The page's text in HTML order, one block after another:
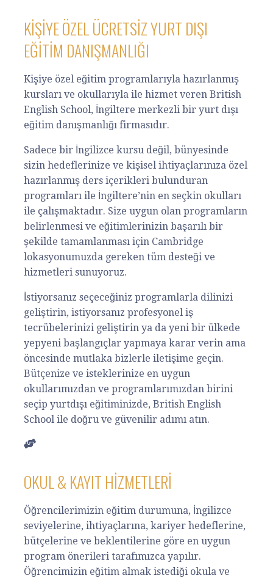
KIŞIYE ÖZEL ÜCRETSIZ YURT DIŞI
EĞITIM DANIŞMANLIĞI
Kişiye özel eğitim programlarıyla hazırlanmış
kursları ve okullarıyla ile hizmet veren British
English School, İngiltere merkezli bir yurt dışı
eğitim danışmanlığı firmasıdır.
Sadece bir İngilizce kursu değil, bünyesinde
sizin hedeflerinize ve kişisel ihtiyaçlarınıza özel
hazırlanmış ders içerikleri bulunduran
programları ile İngiltere’nin en seçkin okulları
ile çalışmaktadır. Size uygun olan programların
belirlenmesi ve eğitimlerinizin başarılı bir
şekilde tamamlanması için Cambridge
lokasyonumuzda gereken tüm desteği ve
hizmetleri sunuyoruz.
İstiyorsanız seçeceğiniz programlarla dilinizi
geliştirin, istiyorsanız profesyonel iş
tecrübelerinizi geliştirin ya da yeni bir ülkede
yepyeni başlangıçlar yapmaya karar verin ama
öncesinde mutlaka bizlerle iletişime geçin.
Bütçenize ve isteklerinize en uygun
okullarımızdan ve programlarımızdan birini
seçip yurtdışı eğitiminizde, British English
School ile doğru ve güvenilir adımı atın.
OKUL & KAYIT HIZMETLERI
Öğrencilerimizin eğitim durumuna, İngilizce
seviyelerine, ihtiyaçlarına, kariyer hedeflerine,
bütçelerine ve beklentilerine göre en uygun
program önerileri tarafımızca yapılır.
Öğrencimizin eğitim almak istediği okula ve